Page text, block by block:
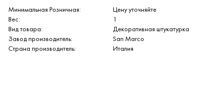
Минимальная Розничная:
Цену уточняйте
Вес:
1
Вид товара:
Декоративная штукатурка
Завод производитель:
San Marco
Страна производитель:
Италия